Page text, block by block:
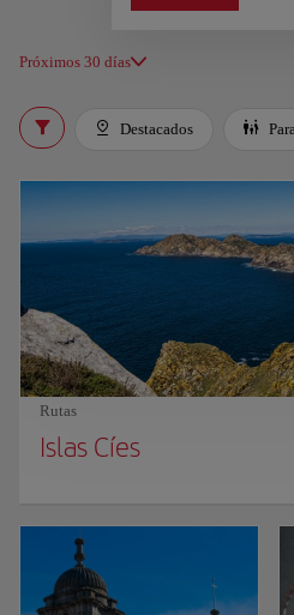
Próximos 30 días
Destacados
Rutas
Islas Cíes